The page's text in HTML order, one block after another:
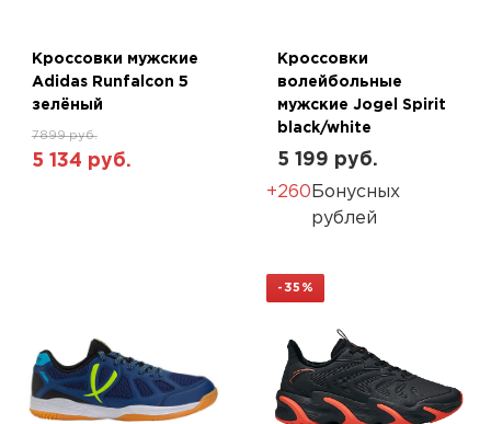
Кроссовки мужские
Adidas Runfalcon 5
зелёный
7899 руб.
5 134 руб.
Кроссовки
волейбольные
мужские Jogel Spirit
black/white
5 199 руб.
+260 Бонусных
рублей
-35%